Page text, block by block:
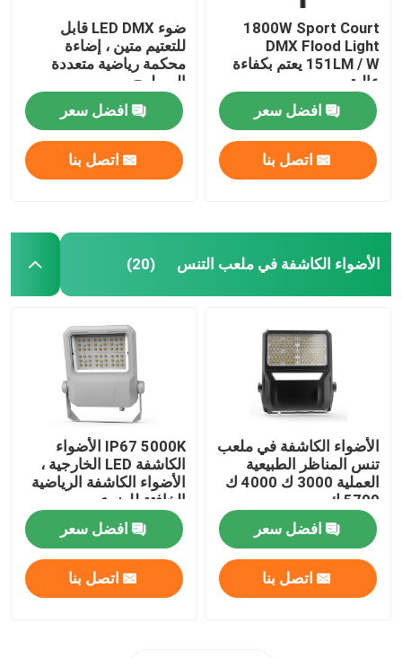
1800W Sport Court
DMX Flood Light
151LM / W يعتم بكفاءة
عالية
افضل سعر
اتصل بنا
ضوء LED DMX قابل
للتعتيم متين ، إضاءة
محكمة رياضية متعددة
السطوح
افضل سعر
اتصل بنا
الأضواء الكاشفة في ملعب التنس (20)
الأضواء الكاشفة في ملعب
تنس المناظر الطبيعية
العملية 3000 ك 4000 ك
5700 ك
افضل سعر
اتصل بنا
IP67 5000K الأضواء
الكاشفة LED الخارجية ،
الأضواء الكاشفة الرياضية
الخافتة للضوء
افضل سعر
اتصل بنا